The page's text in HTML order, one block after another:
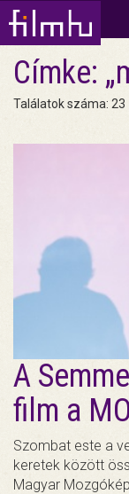
Címke:
Találatok száma: 23
A
film a
Szombat este a
keretek között
Magyar